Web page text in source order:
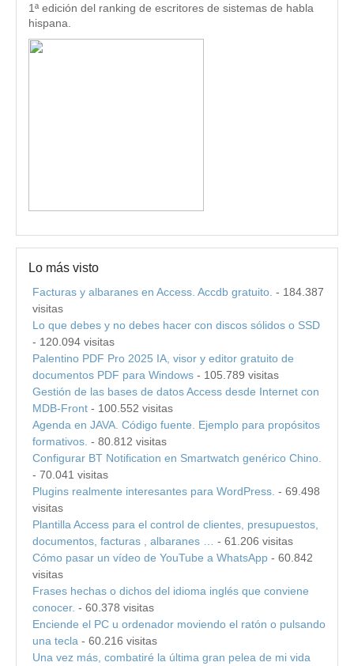
1ª edición del ranking de escritores de sistemas de habla
hispana.
Lo más visto
Facturas y albaranes en Access. Accdb gratuito. - 184.387
visitas
Lo que debes y no debes hacer con discos sólidos o SSD
- 120.094 visitas
Palentino PDF Pro 2025 IA, visor y editor gratuito de
documentos PDF para Windows - 105.789 visitas
Gestión de las bases de datos Access desde Internet con
MDB-Front - 100.552 visitas
Agenda en JAVA. Código fuente. Ejemplo para propósitos
formativos. - 80.812 visitas
Configurar BT Notification en Smartwatch genérico Chino.
- 70.041 visitas
Plugins realmente interesantes para WordPress. - 69.498
visitas
Plantilla Access para el control de clientes, presupuestos,
documentos, facturas , albaranes …
- 61.206 visitas
Cómo pasar un vídeo de YouTube a WhatsApp - 60.842
visitas
Frases hechas o dichos del idioma inglés que conviene
conocer. - 60.378 visitas
Enciende el PC u ordenador moviendo el ratón o pulsando
una tecla - 60.216 visitas
Una vez más, combatiré la última gran pelea de mi vida